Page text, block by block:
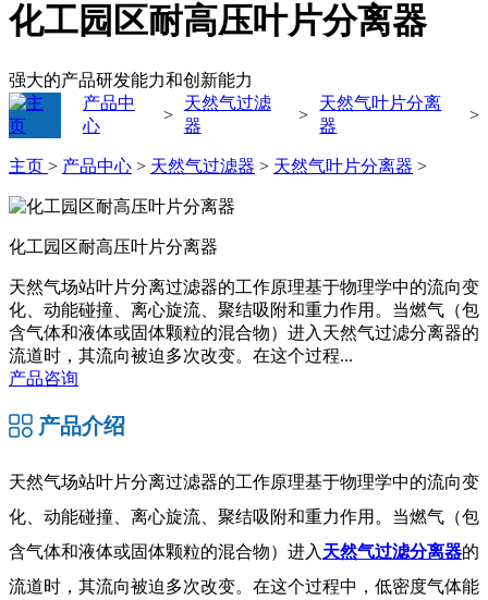
化工园区耐高压叶片分离器
强大的产品研发能力和创新能力
产品中
心
>
天然气过滤
器
>
天然气叶片分离
器
>
主页 > 产品中心 > 天然气过滤器 > 天然气叶片分离器 >
化工园区耐高压叶片分离器
天然气场站叶片分离过滤器的工作原理基于物理学中的流向变
化、动能碰撞、离心旋流、聚结吸附和重力作用。当燃气（包
含气体和液体或固体颗粒的混合物）进入天然气过滤分离器的
流道时，其流向被迫多次改变。在这个过程...
产品咨询
产品介绍
天然气场站叶片分离过滤器的工作原理基于物理学中的流向变
化、动能碰撞、离心旋流、聚结吸附和重力作用。当燃气（包
含气体和液体或固体颗粒的混合物）进入天然气过滤分离器的
流道时，其流向被迫多次改变。在这个过程中，低密度气体能